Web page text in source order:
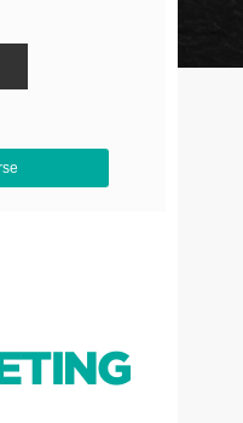
los derechos
Aviso de Privacidad